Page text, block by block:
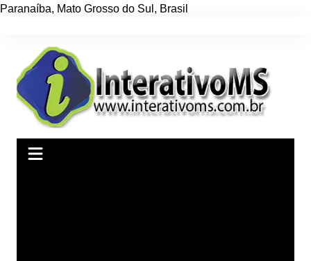
Paranaíba, Mato Grosso do Sul , Brasil
conteúdo